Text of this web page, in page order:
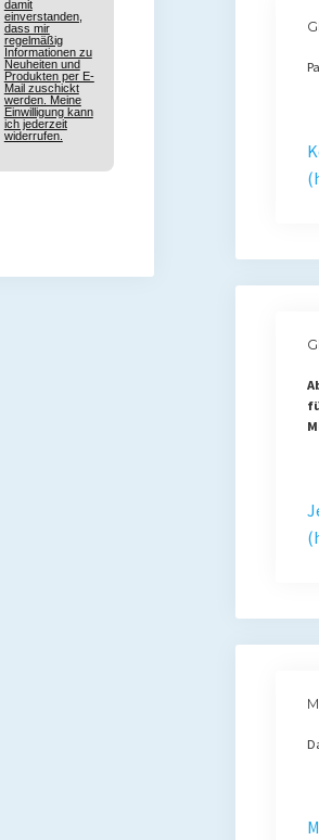
damit
einverstanden,
dass mir
regelmäßig
Informationen zu
Neuheiten und
Produkten per E-
Mail zuschickt
werden. Meine
Einwilligung kann
ich jederzeit
widerrufen.